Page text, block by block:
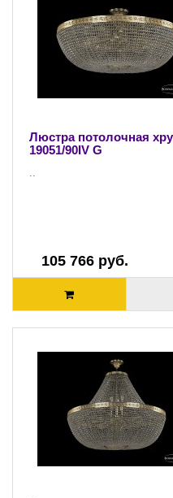
Люстра потолочная
19051/90IV G
..
105 766 руб.